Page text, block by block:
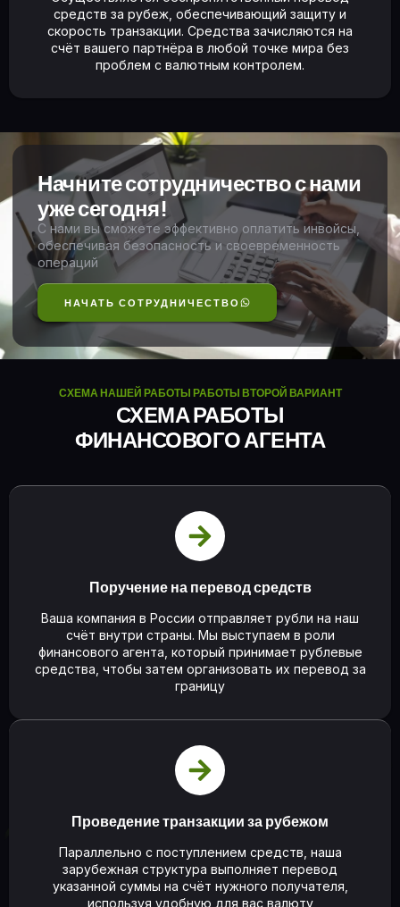
средств за рубеж, обеспечивающий защиту и
скорость транзакции. Средства зачисляются на
счёт вашего партнёра в любой точке мира без
проблем с валютным контролем.
Начните сотрудничество с нами
уже сегодня!
С нами вы сможете эффективно оплатить инвойсы,
обеспечивая безопасность и своевременность
операций
НАЧАТЬ СОТРУДНИЧЕСТВО
СХЕМА НАШЕЙ РАБОТЫ РАБОТЫ ВТОРОЙ ВАРИАНТ
СХЕМА РАБОТЫ
ФИНАНСОВОГО АГЕНТА
Поручение на перевод средств
Ваша компания в России отправляет рубли на наш
счёт внутри страны. Мы выступаем в роли
финансового агента, который принимает рублевые
средства, чтобы затем организовать их перевод за
границу
Проведение транзакции за рубежом
Параллельно с поступлением средств, наша
зарубежная структура выполняет перевод
указанной суммы на счёт нужного получателя,
используя удобную для вас валюту